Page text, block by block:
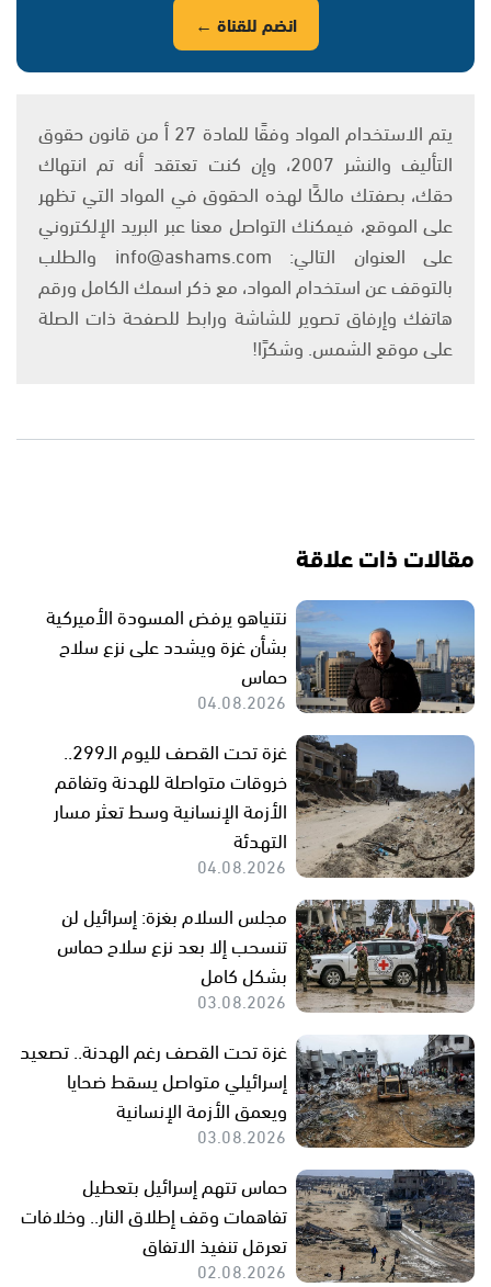
انضم للقناة ←
يتم الاستخدام المواد وفقًا للمادة 27 أ من قانون حقوق
التأليف والنشر 2007، وإن كنت تعتقد أنه تم انتهاك
حقك، بصفتك مالكًا لهذه الحقوق في المواد التي تظهر
على الموقع، فيمكنك التواصل معنا عبر البريد الإلكتروني
على العنوان التالي: info@ashams.com والطلب
بالتوقف عن استخدام المواد، مع ذكر اسمك الكامل ورقم
هاتفك وإرفاق تصوير للشاشة ورابط للصفحة ذات الصلة
على موقع الشمس. وشكرًا!
مقالات ذات علاقة
نتنياهو يرفض المسودة الأميركية
بشأن غزة ويشدد على نزع سلاح
حماس
04.08.2026
غزة تحت القصف لليوم الـ299..
خروقات متواصلة للهدنة وتفاقم
الأزمة الإنسانية وسط تعثر مسار
التهدئة
04.08.2026
مجلس السلام بغزة: إسرائيل لن
تنسحب إلا بعد نزع سلاح حماس
بشكل كامل
03.08.2026
غزة تحت القصف رغم الهدنة.. تصعيد
إسرائيلي متواصل يسقط ضحايا
ويعمق الأزمة الإنسانية
03.08.2026
حماس تتهم إسرائيل بتعطيل
تفاهمات وقف إطلاق النار.. وخلافات
تعرقل تنفيذ الاتفاق
02.08.2026